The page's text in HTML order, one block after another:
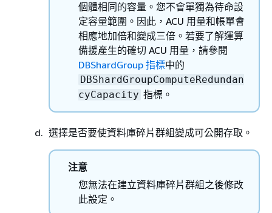
個體相同的容量。您不會單獨為待命設
定容量範圍。因此，ACU 用量和帳單會
相應地加倍和變成三倍。若要了解運算
備援產生的確切 ACU 用量，請參閱
DBShardGroup 指標中的
DBShardGroupComputeRedundan
cyCapacity 指標。
選擇是否要使資料庫碎片群組變成可公開存取。
注意
您無法在建立資料庫碎片群組之後修改
此設定。